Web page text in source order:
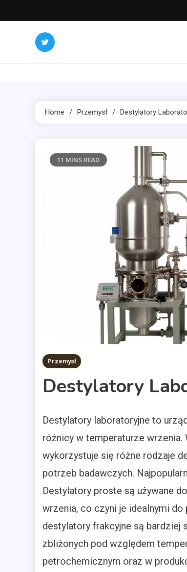
to
Home Przemysł Destylatory
11 MINS READ
Przemysł
Destylatory
Destylatory laboratoryjne to
różnicy w temperaturze
wykorzystuje się różne rodzaje
potrzeb badawczych.
Destylatory proste są używane
wrzenia, co czyni je idealnymi
destylatory frakcyjne są bardziej
zbliżonych pod względem
petrochemicznym oraz w